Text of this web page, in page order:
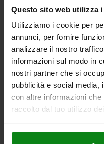
Questo sito web utilizza
Utilizziamo i cookie per
annunci, per fornire
analizzare il nostro
informazioni sul modo in
nostri partner che si
pubblicità e social media,
con altre informazioni
raccolto dal tuo utilizzo
26,82 €
+ IVA
03099-19 G
SPINA DI POSIZI. CON